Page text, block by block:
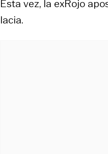
Esta vez, la exRojo
lacia.